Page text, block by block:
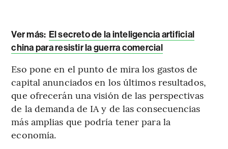
Ver más: El secreto de la inteligencia artificial
china para resistir la guerra comercial
Eso pone en el punto de mira los gastos de
capital anunciados en los últimos resultados,
que ofrecerán una visión de las perspectivas
de la demanda de IA y de las consecuencias
más amplias que podría tener para la
economía.